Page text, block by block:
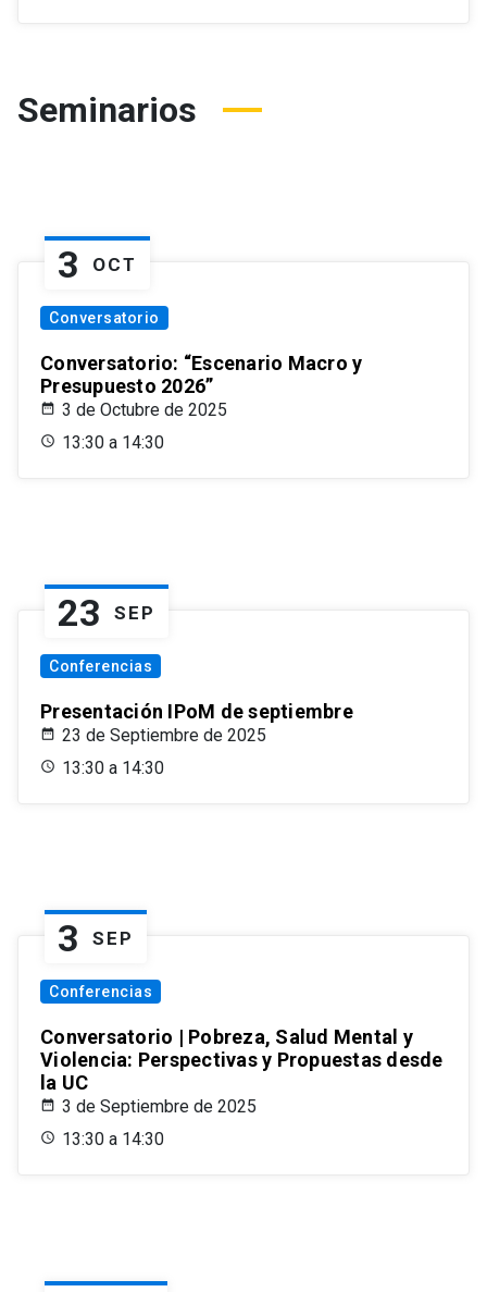
Seminarios
3 OCT
Conversatorio
Conversatorio: “Escenario Macro y
Presupuesto 2026”
3 de Octubre de 2025
13:30 a 14:30
23 SEP
Conferencias
Presentación IPoM de septiembre
23 de Septiembre de 2025
13:30 a 14:30
3 SEP
Conferencias
Conversatorio | Pobreza, Salud Mental y
Violencia: Perspectivas y Propuestas desde
la UC
3 de Septiembre de 2025
13:30 a 14:30